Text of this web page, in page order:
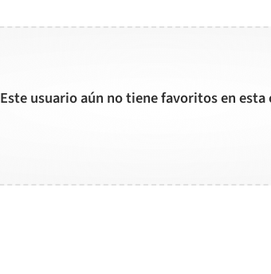
Este usuario aún no tiene favoritos en esta